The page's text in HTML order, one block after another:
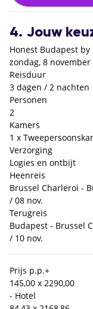
4. Jouw
Honest Budapest by
zondag, 8
Reisduur
3 dagen / 2 nachten
Personen
2
Kamers
1 x
Verzorging
Logies en ontbijt
Heenreis
Brussel Charleroi -
/ 08 nov.
Terugreis
Budapest - Brussel
/ 10 nov.
Prijs p.p.+
145,00 x 2290,00
- Hotel